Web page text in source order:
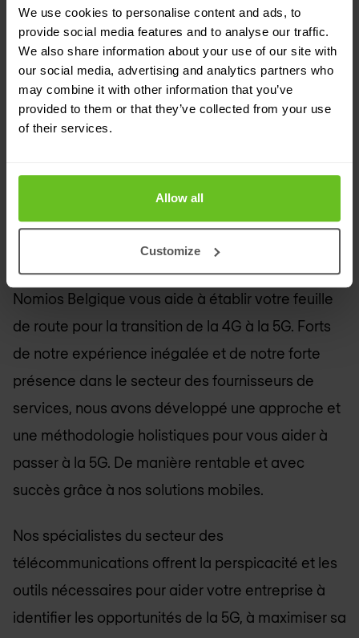
We use cookies to personalise content and ads, to
provide social media features and to analyse our traffic.
We also share information about your use of our site with
our social media, advertising and analytics partners who
may combine it with other information that you’ve
provided to them or that they’ve collected from your use
of their services.
Allow all
Customize
Du point de vue des opérateurs de réseau, cela
signifie que de nouveaux modèles commerciaux
émergeront avec la 5G, ce qui conduira à de
nouvelles façons de monétiser le réseau -
nouveaux modèles rendus possibles par la 5G.
Nomios Belgique: Construire les
meilleurs réseaux 5G
Nomios Belgique vous aide à établir votre feuille
de route pour la transition de la 4G à la 5G. Forts
de notre expérience inégalée et de notre forte
présence dans le secteur des fournisseurs de
services, nous avons développé une approche et
une méthodologie holistiques pour vous aider à
passer à la 5G. De manière rentable et avec
succès grâce à nos solutions mobiles.
Nos spécialistes du secteur des
télécommunications offrent la perspicacité et les
outils nécessaires pour aider votre entreprise à
identifier les opportunités de la 5G, à maximiser sa